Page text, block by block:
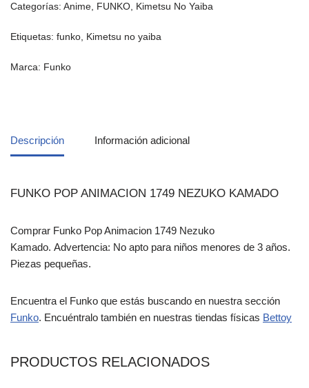
Categorías: Anime FUNKO Kimetsu No Yaiba
Etiquetas: funko Kimetsu no yaiba
Marca: Funko
Descripción Información adicional
FUNKO POP ANIMACION 1749 NEZUKO KAMADO
Comprar Funko Pop Animacion 1749 Nezuko
Kamado. Advertencia: No apto para niños menores de 3 años.
Piezas pequeñas.
Encuentra el Funko que estás buscando en nuestra sección
Funko. Encuéntralo también en nuestras tiendas físicas Bettoy
PRODUCTOS RELACIONADOS